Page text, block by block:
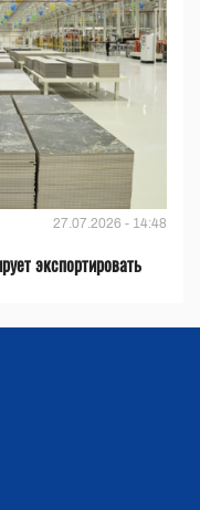
27.07.2026 - 14:48
экспортировать